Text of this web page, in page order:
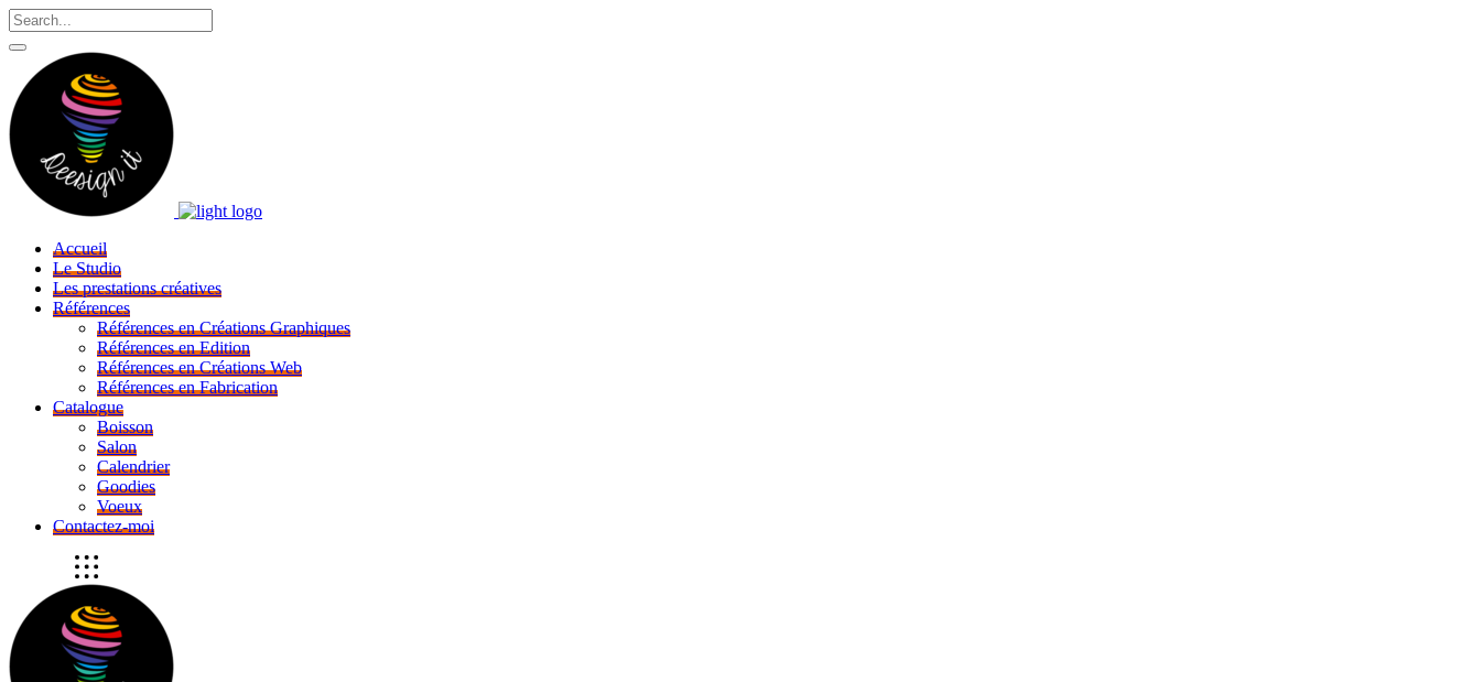
Accueil
Le Studio
Les prestations créatives
Références
Références en Créations Graphiques
Références en Edition
Références en Créations Web
Références en Fabrication
Catalogue
Boisson
Salon
Calendrier
Goodies
Voeux
Contactez-moi